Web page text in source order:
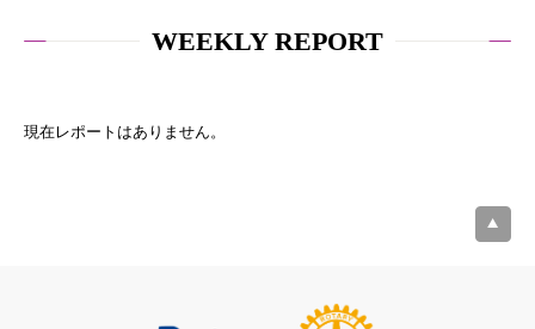
WEEKLY REPORT
現在レポートはありません。